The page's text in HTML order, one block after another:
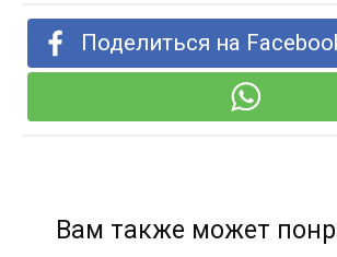
Поделиться на
Вам также может